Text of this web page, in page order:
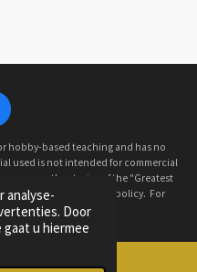
analyse-
Door
u hiermee
hobby-based teaching and has no
used is not intended for commercial
preserve the stories of the "Greatest
under the "Fair Use" policy. For
contact us.
Car Club